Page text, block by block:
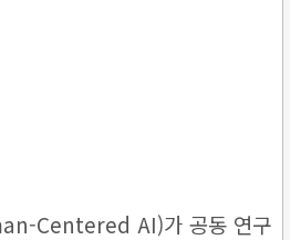
Centered AI)가 공동 연구